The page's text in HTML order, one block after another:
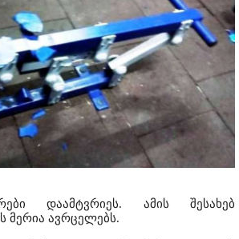
დაამტვრიეს. ამის შესახებ
მერია ავრცელებს.